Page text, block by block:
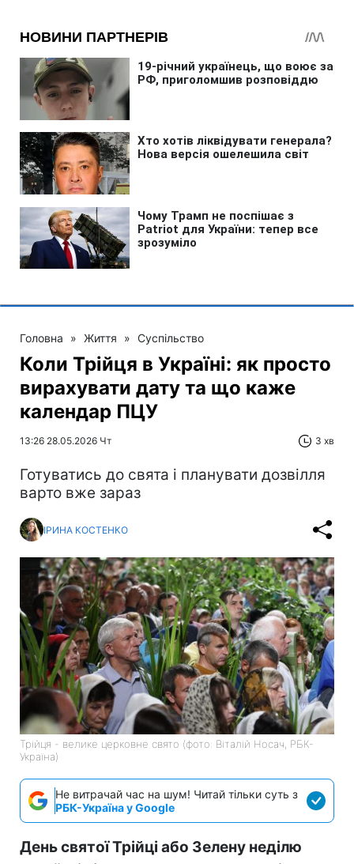
Головна » Життя » Суспільство
Коли Трійця в Україні: як просто
вирахувати дату та що каже
календар ПЦУ
13:26 28.05.2026 Чт 3 хв
Готуватись до свята і планувати дозвілля
варто вже зараз
ІРИНА КОСТЕНКО
Трійця - велике церковне свято (фото: Віталій Носач, РБК-
Україна)
Не витрачай час на шум! Читай тільки суть з
РБК-Україна у Google
День святої Трійці або Зелену неділю